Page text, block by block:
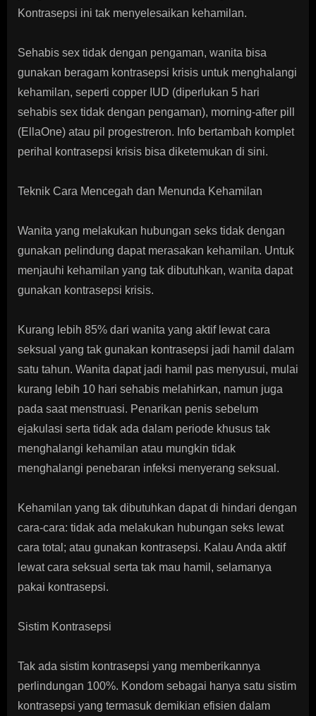
Kontrasepsi ini tak menyelesaikan kehamilan.
Sehabis sex tidak dengan pengaman, wanita bisa
gunakan beragam kontrasepsi krisis untuk menghalangi
kehamilan, seperti copper IUD (diperlukan 5 hari
sehabis sex tidak dengan pengaman), morning-after pill
(EllaOne) atau pil progestreron. Info bertambah komplet
perihal kontrasepsi krisis bisa diketemukan di sini.
Teknik Cara Mencegah dan Menunda Kehamilan
Wanita yang melakukan hubungan seks tidak dengan
gunakan pelindung dapat merasakan kehamilan. Untuk
menjauhi kehamilan yang tak dibutuhkan, wanita dapat
gunakan kontrasepsi krisis.
Kurang lebih 85% dari wanita yang aktif lewat cara
seksual yang tak gunakan kontrasepsi jadi hamil dalam
satu tahun. Wanita dapat jadi hamil pas menyusui, mulai
kurang lebih 10 hari sehabis melahirkan, namun juga
pada saat menstruasi. Penarikan penis sebelum
ejakulasi serta tidak ada dalam periode khusus tak
menghalangi kehamilan atau mungkin tidak
menghalangi penebaran infeksi menyerang seksual.
Kehamilan yang tak dibutuhkan dapat di hindari dengan
cara-cara: tidak ada melakukan hubungan seks lewat
cara total; atau gunakan kontrasepsi. Kalau Anda aktif
lewat cara seksual serta tak mau hamil, selamanya
pakai kontrasepsi.
Sistim Kontrasepsi
Tak ada sistim kontrasepsi yang memberikannya
perlindungan 100%. Kondom sebagai hanya satu sistim
kontrasepsi yang termasuk demikian efisien dalam